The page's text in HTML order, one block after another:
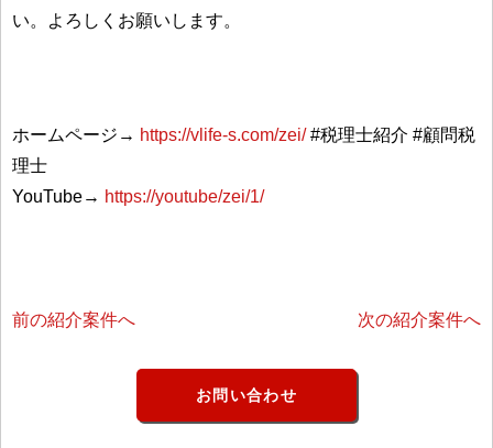
い。よろしくお願いします。
ホームページ→ https://vlife-s.com/zei/#税理士紹介 #顧問税
理士
YouTube→ https://youtube/zei/1/
前の紹介案件へ 次の紹介案件へ
お問い合わせ